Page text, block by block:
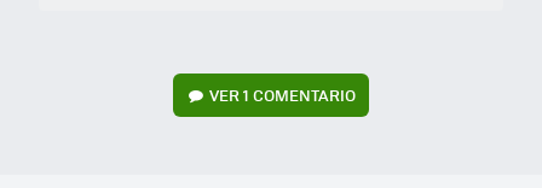
VER1 COMENTARIO